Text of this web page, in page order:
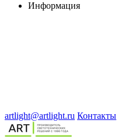
Информация
artlight@artlight.ru Контакты